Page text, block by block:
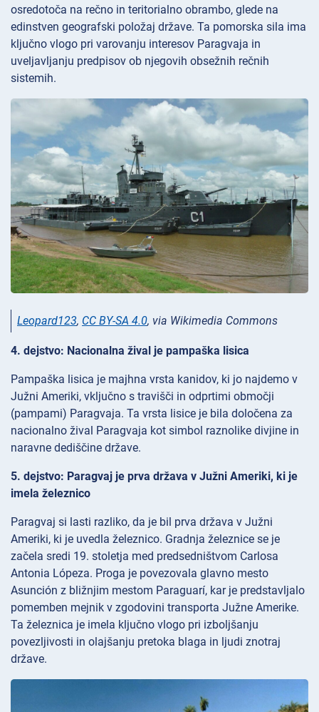
osredotoča na rečno in teritorialno obrambo, glede na
edinstven geografski položaj države. Ta pomorska sila ima
ključno vlogo pri varovanju interesov Paragvaja in
uveljavljanju predpisov ob njegovih obsežnih rečnih
sistemih.
Leopard123, CC BY-SA 4.0, via Wikimedia Commons
4. dejstvo: Nacionalna žival je pampaška lisica
Pampaška lisica je majhna vrsta kanidov, ki jo najdemo v
Južni Ameriki, vključno s travišči in odprtimi območji
(pampami) Paragvaja. Ta vrsta lisice je bila določena za
nacionalno žival Paragvaja kot simbol raznolike divjine in
naravne dediščine države.
5. dejstvo: Paragvaj je prva država v Južni Ameriki, ki je
imela železnico
Paragvaj si lasti razliko, da je bil prva država v Južni
Ameriki, ki je uvedla železnico. Gradnja železnice se je
začela sredi 19. stoletja med predsedništvom Carlosa
Antonia Lópeza. Proga je povezovala glavno mesto
Asunción z bližnjim mestom Paraguarí, kar je predstavljalo
pomemben mejnik v zgodovini transporta Južne Amerike.
Ta železnica je imela ključno vlogo pri izboljšanju
povezljivosti in olajšanju pretoka blaga in ljudi znotraj
države.